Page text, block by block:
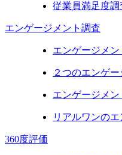
従業員満足度調
エンゲージメント調査
エンゲージメン
２つのエンゲー
エンゲージメ
リアルワンの
360度評価